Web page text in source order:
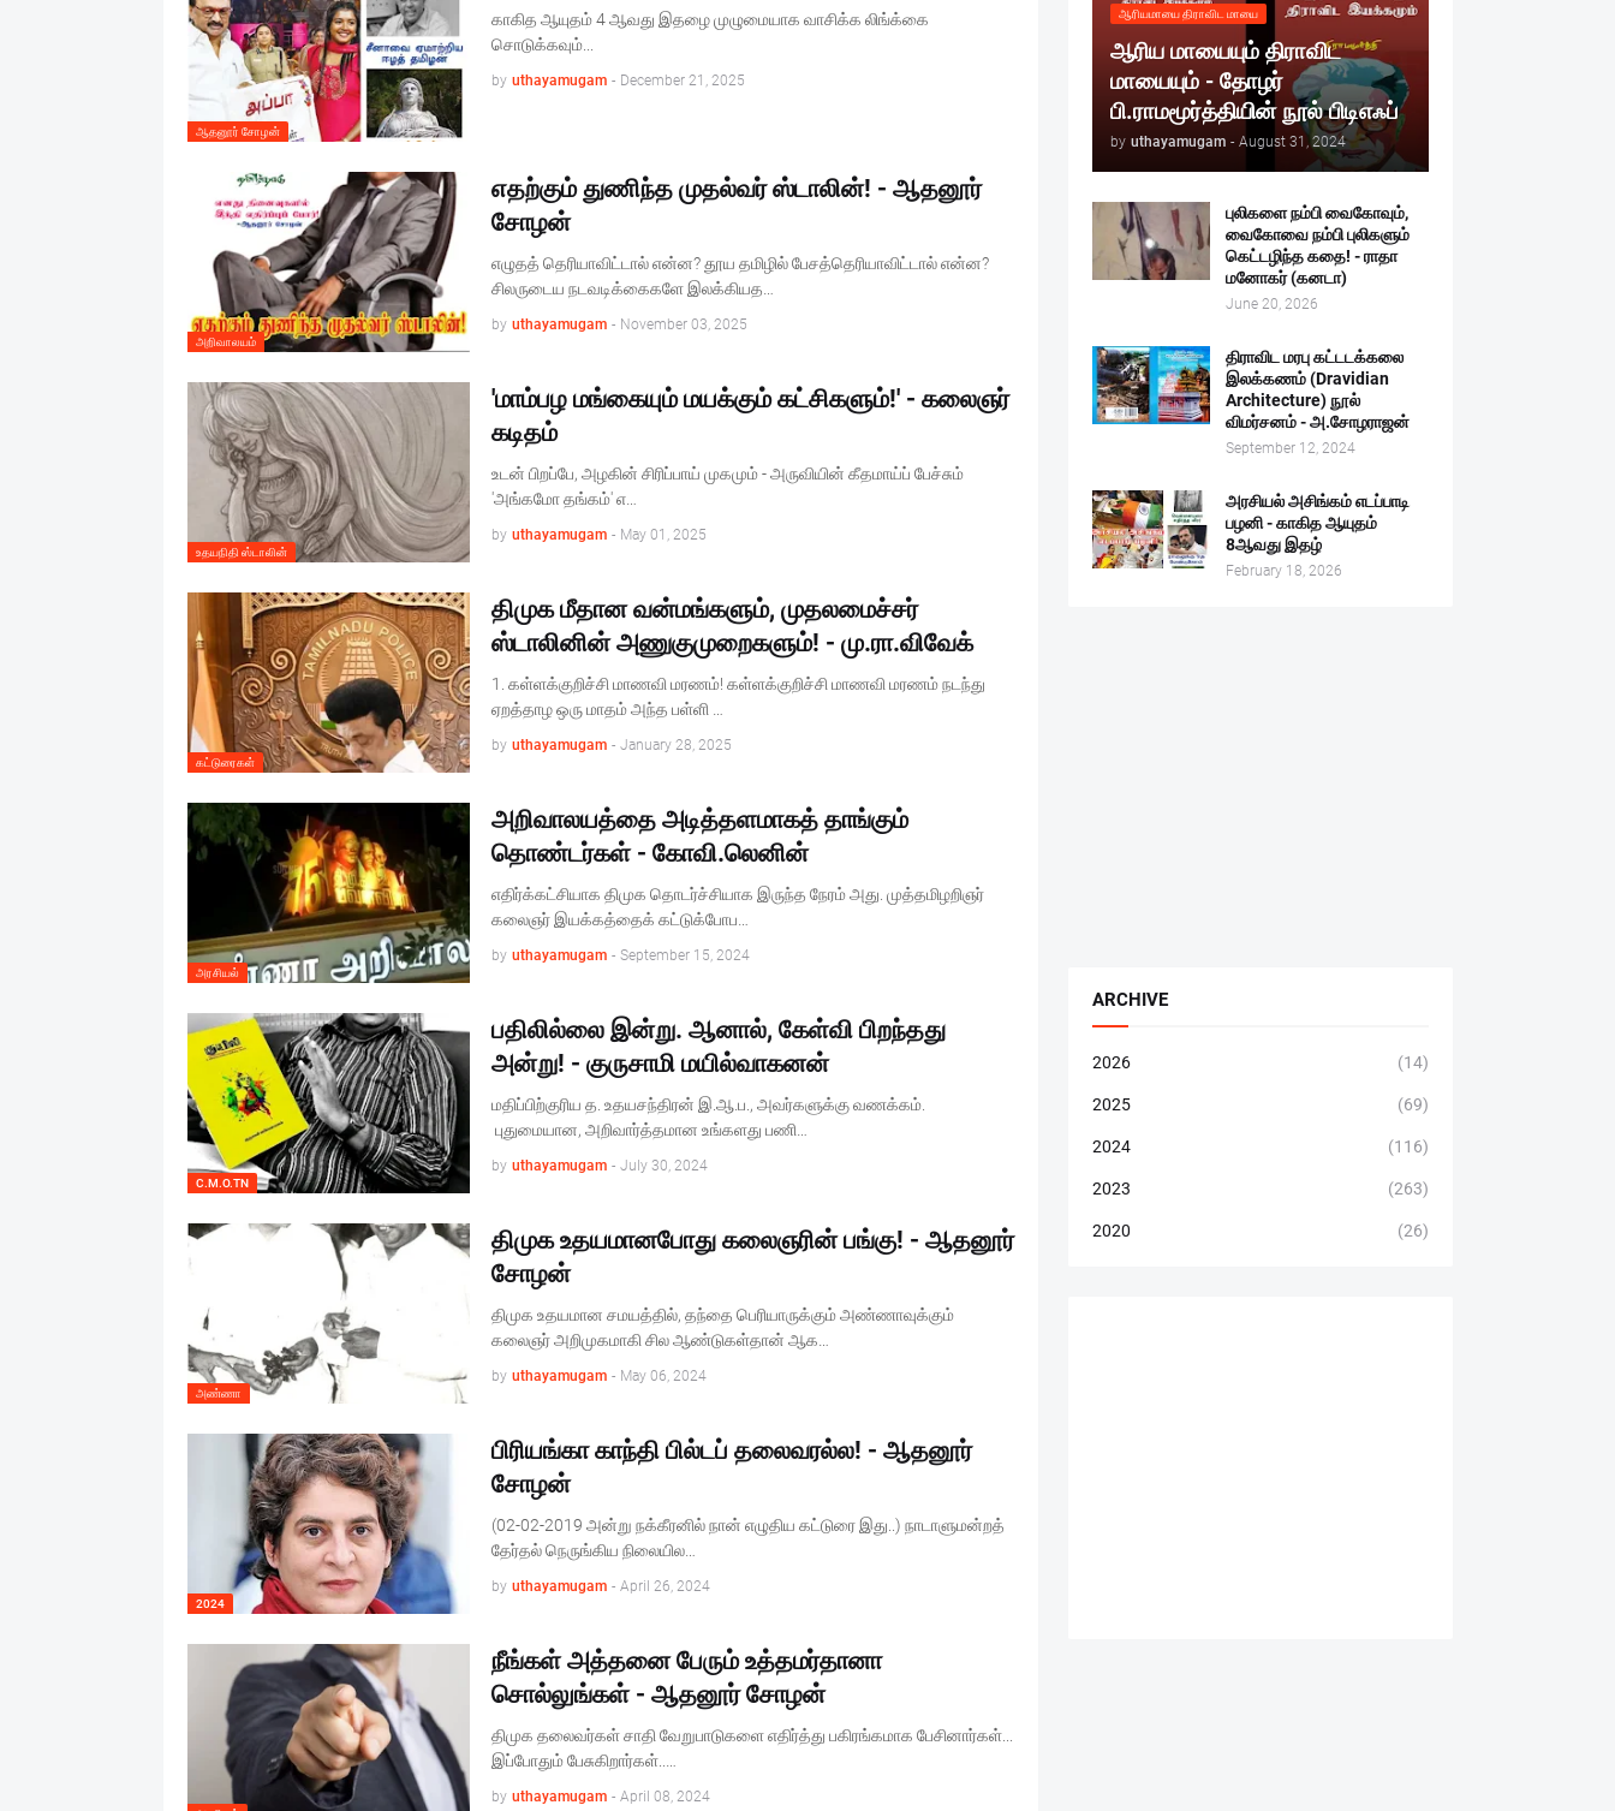
ஆதனூர் சோழன்
காகித ஆயுதம் 4 ஆவது இதழை முழுமையாக வாசிக்க லிங்க்கை
சொடுக்கவும்...
by uthayamugam - December 21, 2025
அறிவாலயம்
எதற்கும் துணிந்த முதல்வர் ஸ்டாலின்! - ஆதனூர்
சோழன்
எழுதத் தெரியாவிட்டால் என்ன? தூய தமிழில் பேசத்தெரியாவிட்டால் என்ன?
சிலருடைய நடவடிக்கைகளே இலக்கியத…
by uthayamugam - November 03, 2025
உதயநிதி ஸ்டாலின்
'மாம்பழ மங்கையும் மயக்கும் கட்சிகளும்!' - கலைஞர்
கடிதம்
உடன் பிறப்பே, அழகின் சிரிப்பாய் முகமும் - அருவியின் கீதமாய்ப் பேச்சும்
'அங்கமோ தங்கம்' எ…
by uthayamugam - May 01, 2025
கட்டுரைகள்
திமுக மீதான வன்மங்களும், முதலமைச்சர்
ஸ்டாலினின் அணுகுமுறைகளும்! - மு.ரா.விவேக்
1. கள்ளக்குறிச்சி மாணவி மரணம்! கள்ளக்குறிச்சி மாணவி மரணம் நடந்து
ஏறத்தாழ ஒரு மாதம் அந்த பள்ளி …
by uthayamugam - January 28, 2025
அரசியல்
அறிவாலயத்தை அடித்தளமாகத் தாங்கும்
தொண்டர்கள் - கோவி.லெனின்
எதிர்க்கட்சியாக திமுக தொடர்ச்சியாக இருந்த நேரம் அது. முத்தமிழறிஞர்
கலைஞர் இயக்கத்தைக் கட்டுக்போப…
by uthayamugam - September 15, 2024
C.M.O.TN
பதிலில்லை இன்று. ஆனால், கேள்வி பிறந்தது
அன்று! - குருசாமி மயில்வாகனன்
மதிப்பிற்குரிய த. உதயசந்திரன் இ.ஆ.ப., அவர்களுக்கு வணக்கம்.
புதுமையான, அறிவார்த்தமான உங்களது பணி…
by uthayamugam - July 30, 2024
அண்ணா
திமுக உதயமானபோது கலைஞரின் பங்கு! - ஆதனூர்
சோழன்
திமுக உதயமான சமயத்தில், தந்தை பெரியாருக்கும் அண்ணாவுக்கும்
கலைஞர் அறிமுகமாகி சில ஆண்டுகள்தான் ஆக…
by uthayamugam - May 06, 2024
2024
பிரியங்கா காந்தி பில்டப் தலைவரல்ல! - ஆதனூர்
சோழன்
(02-02-2019 அன்று நக்கீரனில் நான் எழுதிய கட்டுரை இது..) நாடாளுமன்றத்
தேர்தல் நெருங்கிய நிலையில…
by uthayamugam - April 26, 2024
நீங்கள் அத்தனை பேரும் உத்தமர்தானா
சொல்லுங்கள் - ஆதனூர் சோழன்
திமுக தலைவர்கள் சாதி வேறுபாடுகளை எதிர்த்து பகிரங்கமாக பேசினார்கள்...
இப்போதும் பேசுகிறார்கள்..…
by uthayamugam - April 08, 2024
ஆரியமாயை திராவிட மாயை
ஆரிய மாயையும் திராவிட
மாயையும் - தோழர்
பி.ராமமூர்த்தியின் நூல் பிடிஎஃப்
by uthayamugam - August 31, 2024
புலிகளை நம்பி வைகோவும்,
வைகோவை நம்பி புலிகளும்
கெட்டழிந்த கதை! - ராதா
மனோகர் (கனடா)
June 20, 2026
திராவிட மரபு கட்டடக்கலை
இலக்கணம் (Dravidian
Architecture) நூல்
விமர்சனம் - அ.சோழராஜன்
September 12, 2024
அரசியல் அசிங்கம் எடப்பாடி
பழனி - காகித ஆயுதம்
8ஆவது இதழ்
February 18, 2026
ARCHIVE
2026 (14)
2025 (69)
2024 (116)
2023 (263)
2020 (26)